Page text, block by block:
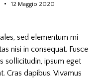
12 Maggio 2020
sed elementum mi
nisi in consequat. Fusce
sollicitudin, ipsum eget
Cras dapibus. Vivamus